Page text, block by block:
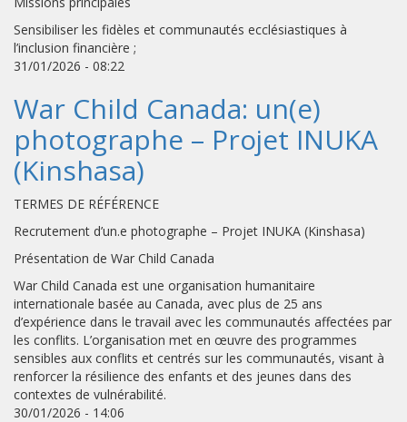
Sensibiliser les fidèles et communautés ecclésiastiques à
l’inclusion financière ;
31/01/2026 - 08:22
War Child Canada: un(e)
photographe – Projet INUKA
(Kinshasa)
TERMES DE RÉFÉRENCE
Recrutement d’un.e photographe – Projet INUKA (Kinshasa)
Présentation de War Child Canada
War Child Canada est une organisation humanitaire
internationale basée au Canada, avec plus de 25 ans
d’expérience dans le travail avec les communautés affectées par
les conflits. L’organisation met en œuvre des programmes
sensibles aux conflits et centrés sur les communautés, visant à
renforcer la résilience des enfants et des jeunes dans des
contextes de vulnérabilité.
30/01/2026 - 14:06